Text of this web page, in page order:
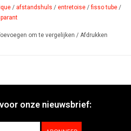
/ afstandshuls / entretoise /fisso tube /
om te vergelijken / Afdrukken
onze nieuwsbrief: